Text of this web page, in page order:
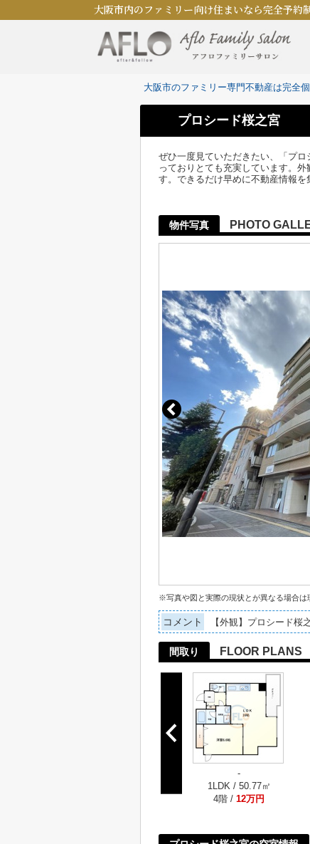
大阪市内のファミリー向け住まいなら完全予約
大阪市のファミリー専門不動産は完全
プロシード桜之宮
ぜひ一度見ていただきたい、「プ
っておりとても充実しています。
す。できるだけ早めに不動産情報
物件写真 PHOTO
※写真や図と実際の現状とが異なる場合は
コメント 【外観】プロシード
間取り FLOOR PLANS
-
1LDK / 50.77㎡
4階 / 12万円